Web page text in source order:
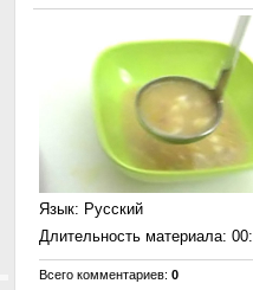
Язык: Русский
Длительность материала:
Всего комментариев: 0